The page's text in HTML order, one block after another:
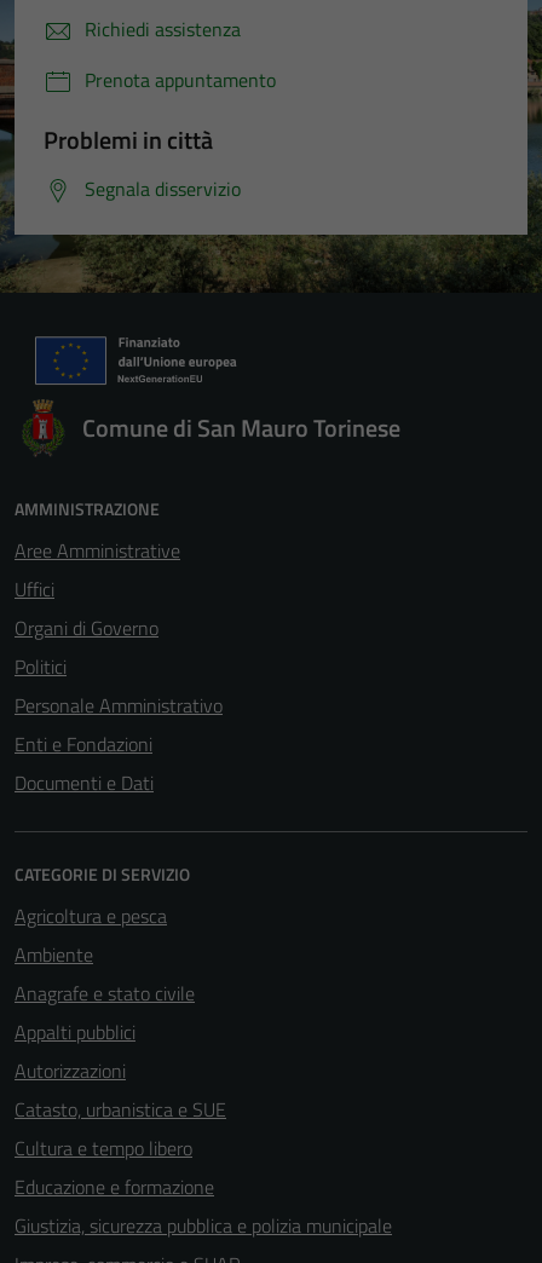
Richiedi assistenza
Prenota appuntamento
Problemi in città
Segnala disservizio
Comune di San Mauro Torinese
AMMINISTRAZIONE
Aree Amministrative
Uffici
Organi di Governo
Politici
Personale Amministrativo
Enti e Fondazioni
Documenti e Dati
CATEGORIE DI SERVIZIO
Agricoltura e pesca
Ambiente
Anagrafe e stato civile
Appalti pubblici
Autorizzazioni
Catasto, urbanistica e SUE
Cultura e tempo libero
Educazione e formazione
Giustizia, sicurezza pubblica e polizia municipale